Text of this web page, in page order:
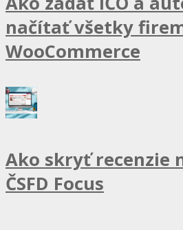
načítať všetky
WooCommerce
Ako skryť recenzie
ČSFD Focus